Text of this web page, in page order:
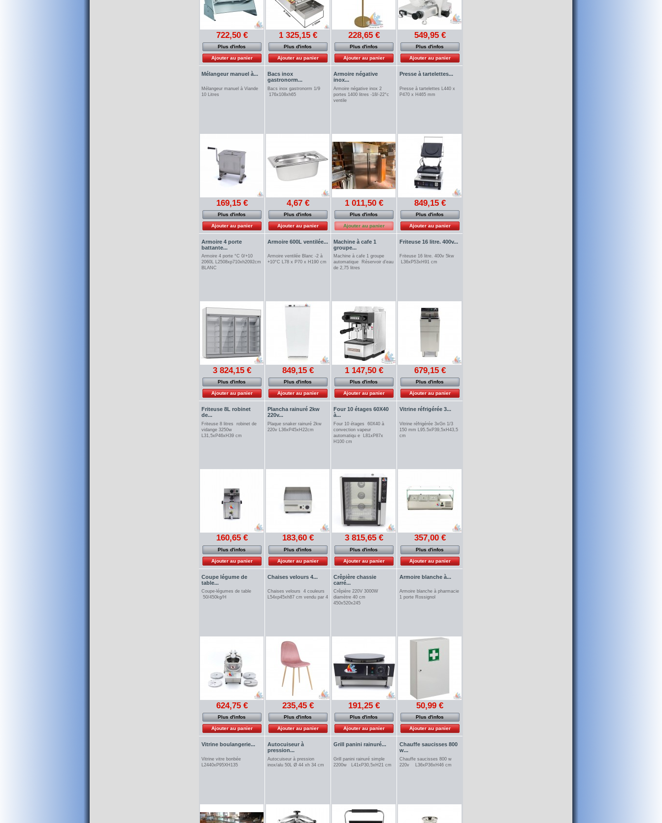
722,50 €
Plus d'infos
Ajouter au panier
1 325,15 €
Plus d'infos
Ajouter au panier
228,65 €
Plus d'infos
Ajouter au panier
549,95 €
Plus d'infos
Ajouter au panier
Mélangeur manuel à...
Mélangeur manuel à Viande
10 Litres
169,15 €
Plus d'infos
Ajouter au panier
Bacs inox
gastronorm...
Bacs inox gastronorm 1/9
176x108xh65
4,67 €
Plus d'infos
Ajouter au panier
Armoire négative
inox...
Armoire négative inox 2
portes 1400 litres -18/-22°c
ventile
1 011,50 €
Plus d'infos
Ajouter au panier
Presse à tartelettes...
Presse à tartelettes L440 x
P470 x H465 mm
849,15 €
Plus d'infos
Ajouter au panier
Armoire 4 porte
battante...
Armoire 4 porte °C 0/+10
2060L L2508xp710xh2092cm
BLANC
3 824,15 €
Plus d'infos
Ajouter au panier
Armoire 600L ventilée...
Armoire ventilée Blanc -2 à
+10°C L78 x P70 x H190 cm
849,15 €
Plus d'infos
Ajouter au panier
Machine à cafe 1
groupe...
Machine à cafe 1 groupe
automatique Réservoir d’eau
de 2,75 litres
1 147,50 €
Plus d'infos
Ajouter au panier
Friteuse 16 litre. 400v...
Friteuse 16 litre. 400v 5kw
L36xP53xH91 cm
679,15 €
Plus d'infos
Ajouter au panier
Friteuse 8L robinet
de...
Friteuse 8 litres robinet de
vidange 3250w
L31,5xP46xH39 cm
160,65 €
Plus d'infos
Ajouter au panier
Plancha rainuré 2kw
220v...
Plaque snaker rainuré 2kw
220v L36xP45xH22cm
183,60 €
Plus d'infos
Ajouter au panier
Four 10 étages 60X40
à...
Four 10 étages 60X40 à
convection vapeur
automatiqu e L81xP87x
H100 cm
3 815,65 €
Plus d'infos
Ajouter au panier
Vitrine réfrigérée 3...
Vitrine réfrigérée 3xGn 1/3
150 mm L95.5xP39,5xH43,5
cm
357,00 €
Plus d'infos
Ajouter au panier
Coupe légume de
table...
Coupe-légumes de table
50/450kg/H
624,75 €
Plus d'infos
Ajouter au panier
Chaises velours 4...
Chaises velours 4 couleurs
L54xp45xh87 cm vendu par 4
235,45 €
Plus d'infos
Ajouter au panier
Crêpière chassie
carré...
Crêpière 220V 3000W
diamètre 40 cm
450x520x245
191,25 €
Plus d'infos
Ajouter au panier
Armoire blanche à...
Armoire blanche à pharmacie
1 porte Rossignol
50,99 €
Plus d'infos
Ajouter au panier
Vitrine boulangerie...
Vitrine vitre bonbée
L2440xP95XH135
Autocuiseur à
pression...
Autocuiseur à pression
inox/alu 50L Ø 44 xh 34 cm
Grill panini rainuré...
Grill panini rainuré simple
2200w L41xP30,5xH21 cm
Chauffe saucisses 800
w...
Chauffe saucisses 800 w
220v L36xP36xH46 cm